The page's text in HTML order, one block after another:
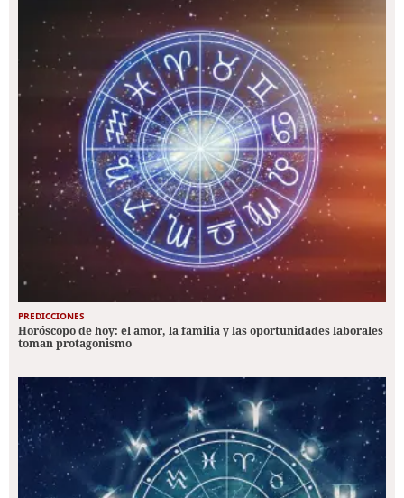
PREDICCIONES
Horóscopo de hoy: el amor, la familia y las oportunidades laborales
toman protagonismo